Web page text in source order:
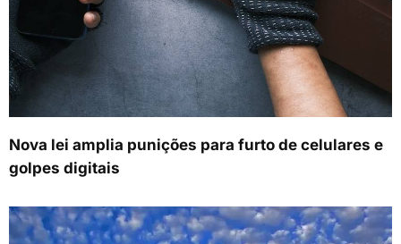
Nova lei amplia punições para furto de celulares e
golpes digitais